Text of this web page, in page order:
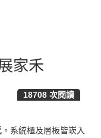
家禾
18708 次閱讀
系統櫃及層板皆崁入